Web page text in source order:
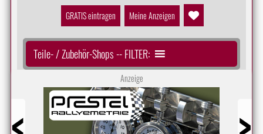
GRATIS eintragen
Meine Anzeigen
Teile- / Zubehör-Shops -- FILTER:
Anzeige